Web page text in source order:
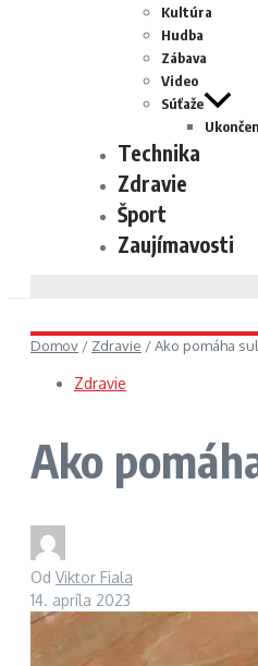
Kultúra
Hudba
Zábava
Video
Súťaže
Technika
Zdravie
Šport
Zaujímavosti
Domov / Zdravie /Ako pomáha
Zdravie
Ako
Od Viktor Fiala
14. apríla 2023